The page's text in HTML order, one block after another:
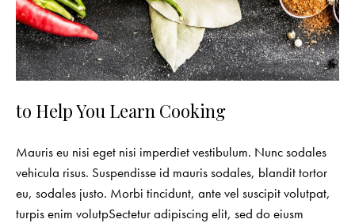
to Help You Learn Cooking
Mauris eu nisi eget nisi imperdiet vestibulum. Nunc sodales
vehicula risus. Suspendisse id mauris sodales, blandit tortor
eu, sodales justo. Morbi tincidunt, ante vel suscipit volutpat,
turpis enim volutpSectetur adipiscing elit, sed do eiusm